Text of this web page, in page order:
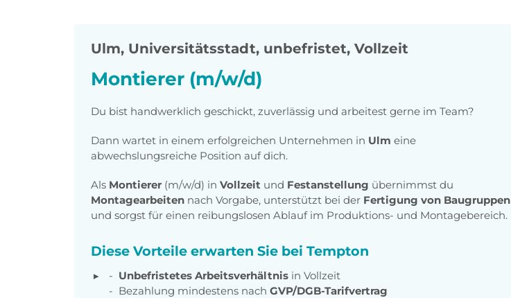
Ulm, Universitätsstadt, unbefristet, Vollzeit
Montierer (m/w/d)
Du bist handwerklich geschickt, zuverlässig und arbeitest gerne im Team?
Dann wartet in einem erfolgreichen Unternehmen in Ulm eine
abwechslungsreiche Position auf dich.
Als Montierer (m/w/d) in Vollzeit und Festanstellung übernimmst du
Montagearbeiten nach Vorgabe, unterstützt bei der Fertigung von Baugruppen
und sorgst für einen reibungslosen Ablauf im Produktions- und Montagebereich.
Diese Vorteile erwarten Sie bei Tempton
Unbefristetes Arbeitsverhältnis in Vollzeit
Bezahlung mindestens nach GVP/DGB-Tarifvertrag